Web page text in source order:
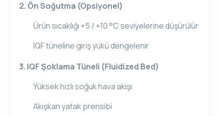
2. Ön Soğutma (Opsiyonel)
Ürün sıcaklığı +5 / +10 °C seviyelerine düşürülür
IQF tüneline giriş yükü dengelenir
3. IQF Şoklama Tüneli (Fluidized Bed)
Yüksek hızlı soğuk hava akışı
Akışkan yatak prensibi